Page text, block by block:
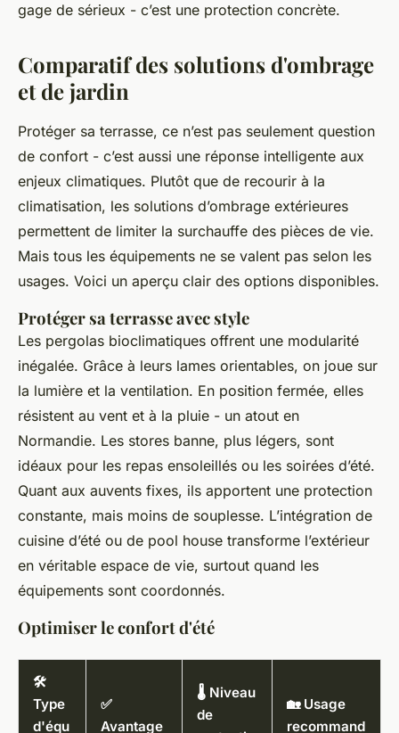
gage de sérieux - c’est une protection concrète.
Comparatif des solutions d'ombrage
et de jardin
Protéger sa terrasse, ce n’est pas seulement question
de confort - c’est aussi une réponse intelligente aux
enjeux climatiques. Plutôt que de recourir à la
climatisation, les solutions d’ombrage extérieures
permettent de limiter la surchauffe des pièces de vie.
Mais tous les équipements ne se valent pas selon les
usages. Voici un aperçu clair des options disponibles.
Protéger sa terrasse avec style
Les pergolas bioclimatiques offrent une modularité
inégalée. Grâce à leurs lames orientables, on joue sur
la lumière et la ventilation. En position fermée, elles
résistent au vent et à la pluie - un atout en
Normandie. Les stores banne, plus légers, sont
idéaux pour les repas ensoleillés ou les soirées d’été.
Quant aux auvents fixes, ils apportent une protection
constante, mais moins de souplesse. L’intégration de
cuisine d’été ou de pool house transforme l’extérieur
en véritable espace de vie, surtout quand les
équipements sont coordonnés.
Optimiser le confort d'été
🛠️
Type
d'équ
✅
Avantage
🌡️ Niveau
de
🏡 Usage
recommand